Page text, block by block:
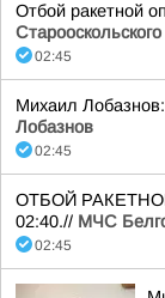
Отбой ракетной
Старооскольского
02:45
Михаил
Лобазнов
02:45
ОТБОЙ
02:40.// МЧС
02:45